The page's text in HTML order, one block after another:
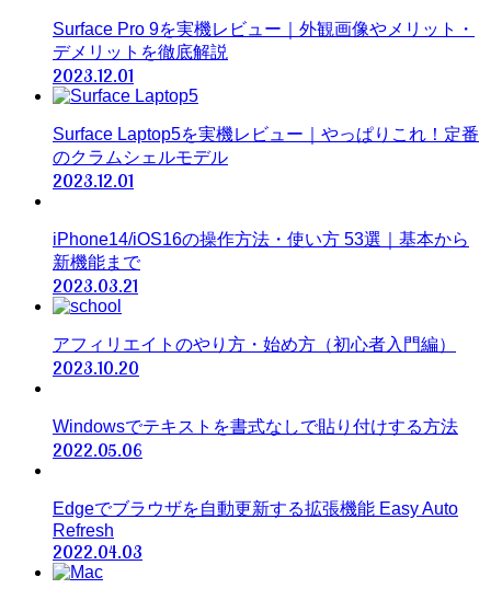
Surface Pro 9を実機レビュー｜外観画像やメリット・
デメリットを徹底解説
2023.12.01
Surface Laptop5を実機レビュー｜やっぱりこれ！定番
のクラムシェルモデル
2023.12.01
iPhone14/iOS16の操作方法・使い方 53選｜基本から
新機能まで
2023.03.21
アフィリエイトのやり方・始め方（初心者入門編）
2023.10.20
Windowsでテキストを書式なしで貼り付けする方法
2022.05.06
Edgeでブラウザを自動更新する拡張機能 Easy Auto
Refresh
2022.04.03